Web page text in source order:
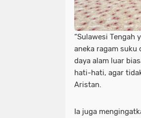
“Sulawesi Tengah
aneka ragam suku
daya alam luar
hati-hati, agar
Aristan.
Ia juga